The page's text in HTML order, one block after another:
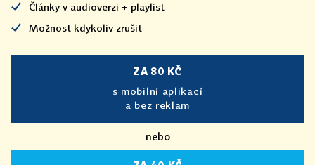
Články v audioverzi + playlist
Možnost kdykoliv zrušit
ZA 80 KČ
s mobilní aplikací
a bez reklam
nebo